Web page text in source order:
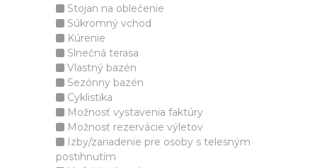
Stojan na oblečenie
Súkromný vchod
Kúrenie
Slnečná terasa
Vlastný bazén
Sezónny bazén
Cyklistika
Možnosť vystavenia faktúry
Možnosť rezervácie výletov
Izby/zariadenie pre osoby s telesným
postihnutím